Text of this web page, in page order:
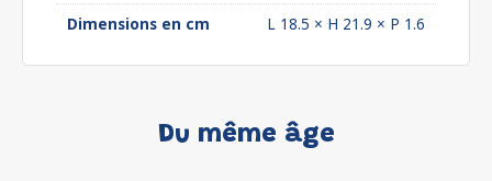
Dimensions en cm
L 18.5 × H 21.9 × P 1.6
Du même âge